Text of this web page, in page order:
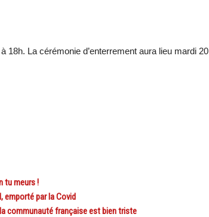
18h. La cérémonie d’enterrement aura lieu mardi 20
tu meurs !
emporté par la Covid
la communauté française est bien triste